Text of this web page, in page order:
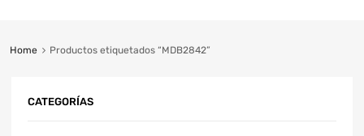
Home Productos etiquetados “MDB2842”
CATEGORÍAS